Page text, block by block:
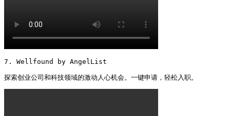
7. Wellfound by AngelList
探索创业公司和科技领域的激动人心机会。一键申请，轻松入职。